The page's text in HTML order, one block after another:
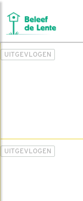
UITGEVLOGEN
UITGEVLOGEN